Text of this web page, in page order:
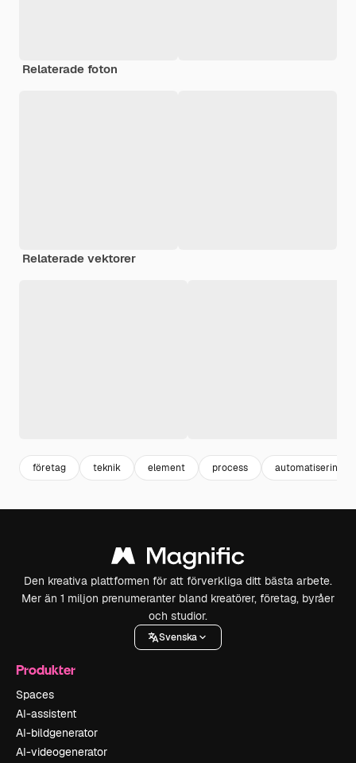
Relaterade foton
Relaterade vektorer
företag teknik element process automatisering
Den kreativa plattformen för att förverkliga ditt bästa arbete.
Mer än 1 miljon prenumeranter bland kreatörer, företag, byråer
och studior.
Svenska
Produkter
Spaces
AI-assistent
AI-bildgenerator
AI-videogenerator